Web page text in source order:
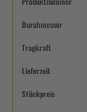
Durchmesser
Tragkraft
Lieferzeit
Stückpreis